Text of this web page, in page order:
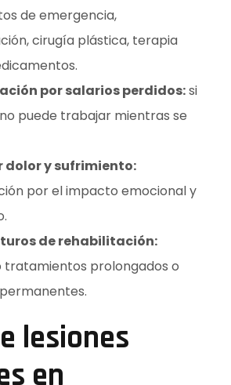
de emergencia,
cirugía plástica, terapia
por salarios perdidos:si
puede trabajar mientras se
dolor y sufrimiento:
por el impacto emocional y
de rehabilitación:
tratamientos prolongados o
lesiones
en